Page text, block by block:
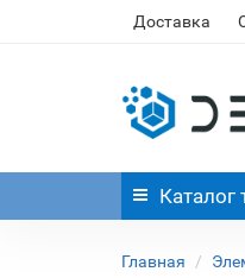
Доставка
Каталог
Главная